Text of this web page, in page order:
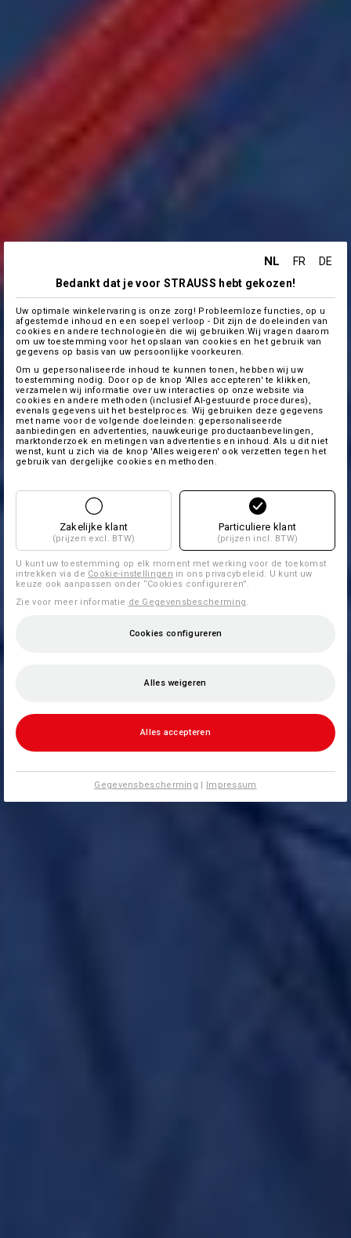
NL FR
DE
Bedankt dat je voor STRAUSS hebt gekozen!
Uw optimale winkelervaring is onze zorg! Probleemloze functies, op u
afgestemde inhoud en een soepel verloop - Dit zijn de doeleinden van
cookies en andere technologieën die wij gebruiken.Wij vragen daarom
om uw toestemming voor het opslaan van cookies en het gebruik van
gegevens op basis van uw persoonlijke voorkeuren.
Om u gepersonaliseerde inhoud te kunnen tonen, hebben wij uw
toestemming nodig. Door op de knop 'Alles accepteren' te klikken,
verzamelen wij informatie over uw interacties op onze website via
cookies en andere methoden (inclusief AI-gestuurde procedures),
evenals gegevens uit het bestelproces. Wij gebruiken deze gegevens
met name voor de volgende doeleinden: gepersonaliseerde
aanbiedingen en advertenties, nauwkeurige productaanbevelingen,
marktonderzoek en metingen van advertenties en inhoud. Als u dit niet
wenst, kunt u zich via de knop 'Alles weigeren' ook verzetten tegen het
gebruik van dergelijke cookies en methoden.
Zakelijke klant
(prijzen excl. BTW)
Particuliere klant
(prijzen incl. BTW)
U kunt uw toestemming op elk moment met werking voor de toekomst
intrekken via de Cookie-instellingen in ons privacybeleid. U kunt uw
keuze ook aanpassen onder “Cookies configureren”.
Zie voor meer informatie de Gegevensbescherming.
Cookies configureren
Alles weigeren
Alles accepteren
Gegevensbescherming | Impressum